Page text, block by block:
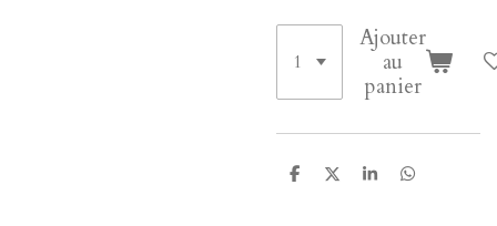
Ajouter
au
panier
P
P
P
P